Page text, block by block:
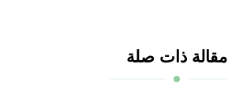
مقالة ذات صلة